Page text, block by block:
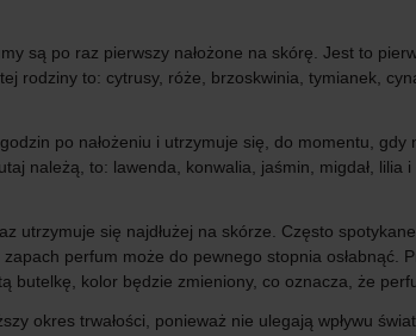
są po raz pierwszy nałożone na skórę. Jest to
rodziny to: cytrusy, róże, brzoskwinia, tymianek,
po nałożeniu i utrzymuje się, do momentu,
należą, to: lawenda, konwalia, jaśmin, migdał,
utrzymuje się najdłużej na skórze. Często
perfum może do pewnego stopnia osłabnąć.
butelkę, kolor będzie zmieniony, co oznacza, że
okres trwałości, ponieważ nie ulegają wpływu